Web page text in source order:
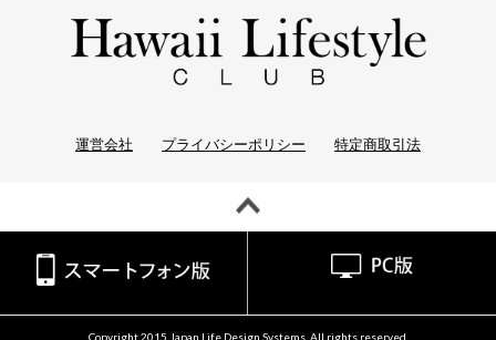
運営会社 プライバシーポリシー 特定商取引法
Copyright 2015 Japan Life Design Systems. All rights reserved.